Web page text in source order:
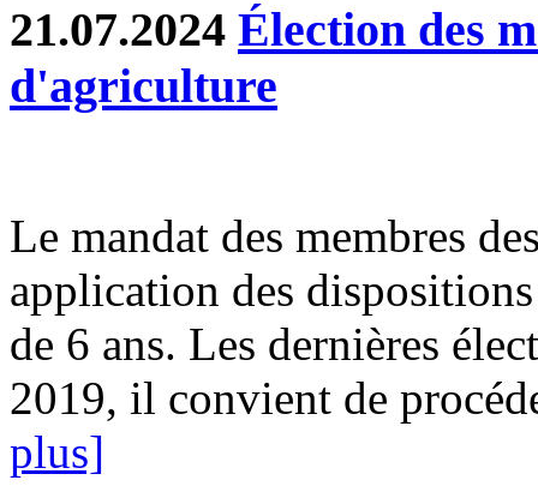
21.07.2024 Élection des
d'agriculture
Le mandat des membres
application des
de 6 ans. Les dernières
2019, il convient de
plus]